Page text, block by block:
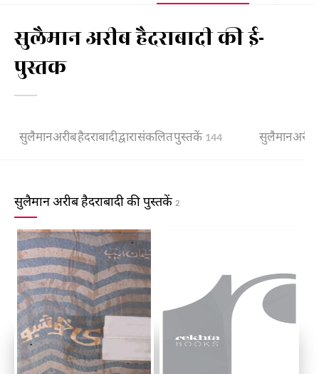
सुलैमान अरीब हैदराबादी की ई-
पुस्तक
सुलैमान अरीब हैदराबादी द्वारा संकलित पुस्तकें 144 सुलैमान अरीब
सुलैमान अरीब हैदराबादी की पुस्तकें 2